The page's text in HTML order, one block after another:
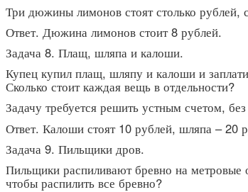
Три дюжины лимонов стоят столько
Ответ. Дюжина лимонов стоит 8 рублей.
Задача 8. Плащ, шляпа и калоши.
Купец купил плащ, шляпу и калоши и
Сколько стоит каждая вещь в отдельности?
Задачу требуется решить устным счетом,
Ответ. Калоши стоят 10 рублей, шляпа – 20
Задача 9. Пильщики дров.
Пильщики распиливают бревно на метровые
чтобы распилить все бревно?